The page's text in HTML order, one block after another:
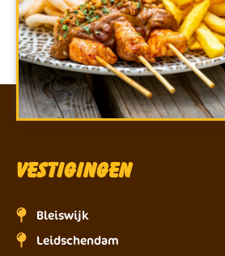
Vestigingen
Bleiswijk
Leidschendam